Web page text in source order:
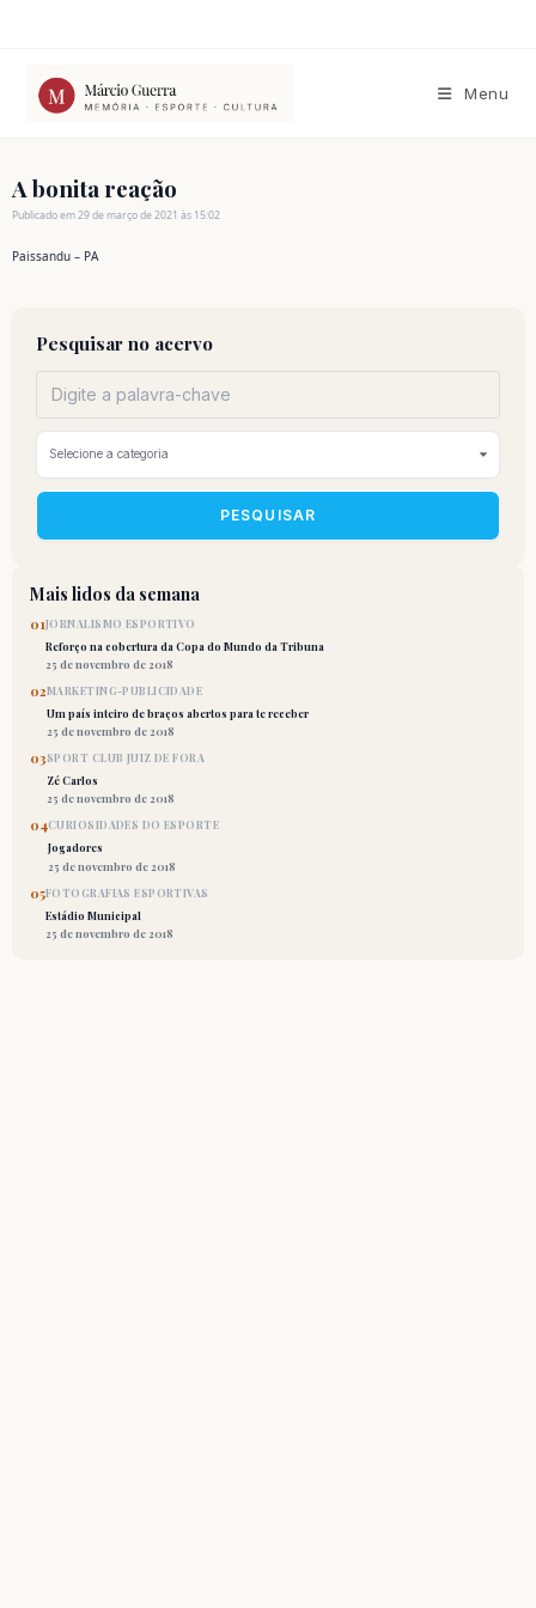
conteúdo
Menu
A bonita reação
Publicado em 29 de março de 2021 às 15:02
Paissandu – PA
Pesquisar no acervo
PESQUISAR
Mais lidos da semana
01JORNALISMO ESPORTIVO
Reforço na cobertura da Copa do Mundo da Tribuna
25 de novembro de 2018
02MARKETING-PUBLICIDADE
Um país inteiro de braços abertos para te receber
25 de novembro de 2018
03SPORT CLUB JUIZ DE FORA
Zé Carlos
25 de novembro de 2018
04CURIOSIDADES DO ESPORTE
Jogadores
25 de novembro de 2018
05FOTOGRAFIAS ESPORTIVAS
Estádio Municipal
25 de novembro de 2018